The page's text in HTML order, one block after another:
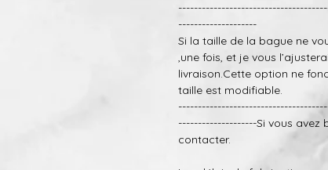
--------------------
Si la taille de la bague ne
,une fois, et je vous
livraison.Cette option ne
taille est modifiable.
--------------------Si vous avez
contacter.